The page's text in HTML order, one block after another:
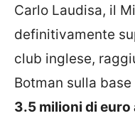
Carlo Laudisa, il
definitivamente
club inglese,
Botman sulla
3.5 milioni di euro